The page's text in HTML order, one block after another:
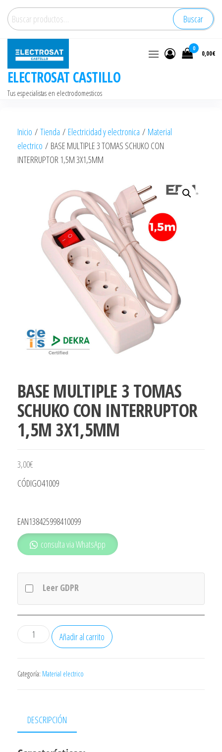
Saltar
contenido
Buscar
por:
Buscar
ELECTROSAT CASTILLO
Tus especialistas en electrodomesticos
0
0,00€
Inicio / Tienda / Electricidad y electronica / Material
electrico / BASE MULTIPLE 3 TOMAS SCHUKO CON
INTERRUPTOR 1,5M 3X1,5MM
BASE MULTIPLE 3 TOMAS
SCHUKO CON INTERRUPTOR
1,5M 3X1,5MM
3,00€
CÓDIGO41009
EAN138425998410099
consulta via WhatsApp
Leer GDPR
BASE
MULTIPLE
TOMAS
INTERRUPTOR
1,5M
Añadir al carrito
Categoría: Material electrico
DESCRIPCIÓN